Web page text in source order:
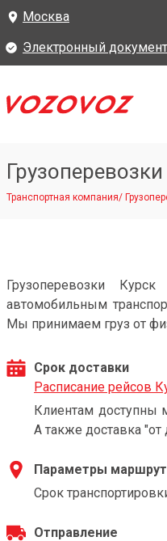
Москва
Электронный
Транспортная компания/
Грузоперевозки
автомобильным
Мы принимаем груз от
Срок доставки
Расписание рейсов
Клиентам доступны
А также доставка
Параметры
Срок
Отправление